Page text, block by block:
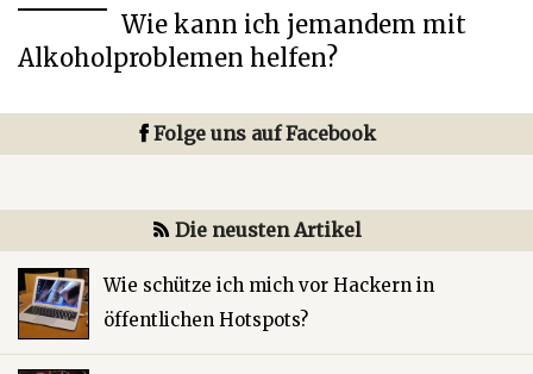
Wie kann ich jemandem mit
Alkoholproblemen helfen?
Folge uns auf Facebook
Die neusten Artikel
Wie schütze ich mich vor Hackern in
öffentlichen Hotspots?